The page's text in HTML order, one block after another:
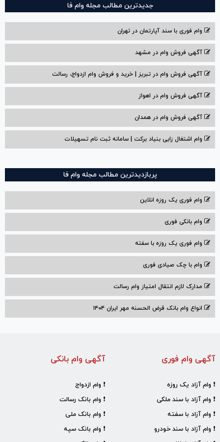
جدیدترین مطالب مجله وام فا
وام فوری با سند آپارتمان در تهران
آگهی فروش وام در مشهد
آگهی فروش وام در تبریز | خرید و فروش وام ازدواج، رسالت
آگهی فروش وام در اهواز
آگهی فروش وام در همدان
وام اشتغال زایی بنیاد برکت | سامانه ثبت نام تسهیلات
پربازدیدترین مطالب مجله وام فا
وام فوری یک روزه انلاین
وام بانکی فوری
وام فوری یک روزه با سفته
وام با‌ چک صیادی‌ فوری
مدارک لازم انتقال امتیاز وام رسالت
انواع وام بانک قرض الحسنه مهر ایران ۱۴۰۴
آگهی وام بانکی
❗ وام ازدواج
❗ وام بانک رسالت
❗ وام بانک ملی
❗ وام بانک سپه
آگهی وام فوری
❗ وام آزاد یک روزه
❗ وام آزاد با سند ملکی
❗ وام آزاد با سفته
❗ وام آزاد با سند خودرو